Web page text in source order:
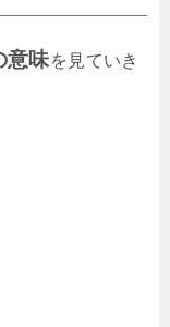
意味を見ていき